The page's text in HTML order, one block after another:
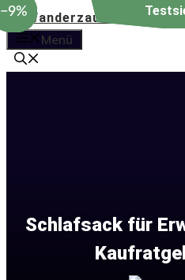
Zum
Inhalt
springen
Menü
Schlafsack für
−9%
−9%